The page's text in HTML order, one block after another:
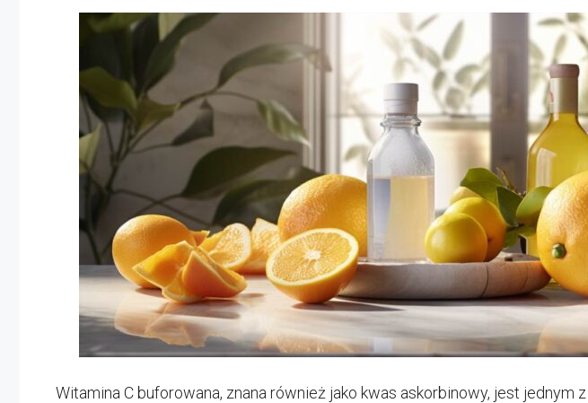
Witamina C buforowana, znana również jako kwas askorbinowy, jest jednym